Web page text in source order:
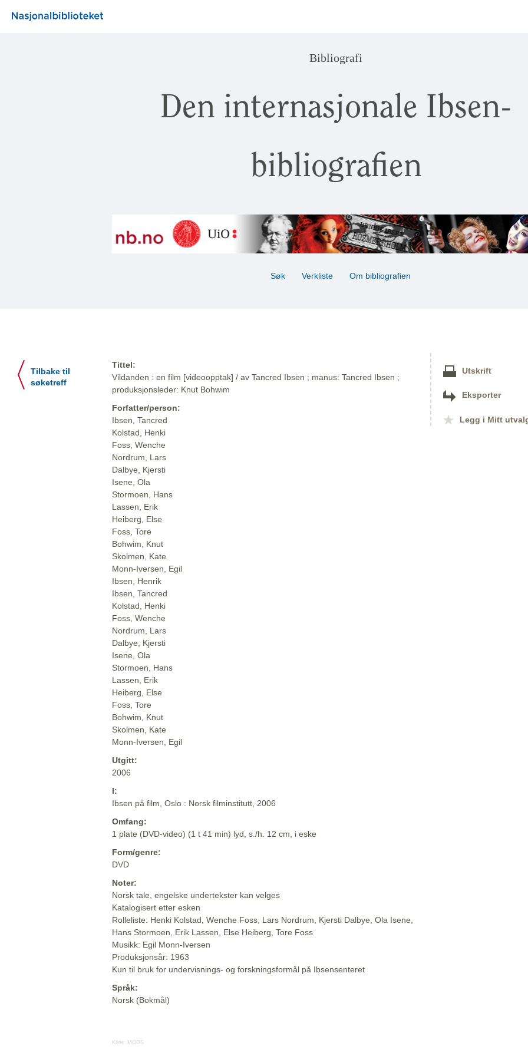
Bibliografi
Den internasjonale Ibsen-
bibliografien
Søk Verkliste Om bibliografien
Tilbake til
søketreff
Tittel:
Vildanden : en film [videoopptak] / av Tancred Ibsen ; manus: Tancred Ibsen ;
produksjonsleder: Knut Bohwim
Forfatter/person:
Ibsen, Tancred
Kolstad, Henki
Foss, Wenche
Nordrum, Lars
Dalbye, Kjersti
Isene, Ola
Stormoen, Hans
Lassen, Erik
Heiberg, Else
Foss, Tore
Bohwim, Knut
Skolmen, Kate
Monn-Iversen, Egil
Ibsen, Henrik
Ibsen, Tancred
Kolstad, Henki
Foss, Wenche
Nordrum, Lars
Dalbye, Kjersti
Isene, Ola
Stormoen, Hans
Lassen, Erik
Heiberg, Else
Foss, Tore
Bohwim, Knut
Skolmen, Kate
Monn-Iversen, Egil
Utgitt:
2006
I:
Ibsen på film, Oslo : Norsk filminstitutt, 2006
Omfang:
1 plate (DVD-video) (1 t 41 min) lyd, s./h. 12 cm, i eske
Form/genre:
DVD
Noter:
Norsk tale, engelske undertekster kan velges
Katalogisert etter esken
Rolleliste: Henki Kolstad, Wenche Foss, Lars Nordrum, Kjersti Dalbye, Ola Isene,
Hans Stormoen, Erik Lassen, Else Heiberg, Tore Foss
Musikk: Egil Monn-Iversen
Produksjonsår: 1963
Kun til bruk for undervisnings- og forskningsformål på Ibsensenteret
Språk:
Norsk (Bokmål)
Kilde: MODS
Utskrift
Eksporter
Legg i Mitt